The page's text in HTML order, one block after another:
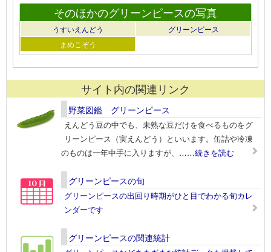
そのほかのグリーンピースの写真
うすいえんどう
グリーンピース
まめこぞう
サイト内の関連リンク
野菜図鑑 グリーンピース
えんどう豆の中でも、未熟な豆だけを食べるものをグ
リーンピース（実えんどう）といいます。缶詰や冷凍
のものは一年中手に入りますが、 ……続きを読む
グリーンピースの旬
グリーンピースの出回り時期がひと目でわかる旬カレ
ンダーです
グリーンピースの関連統計